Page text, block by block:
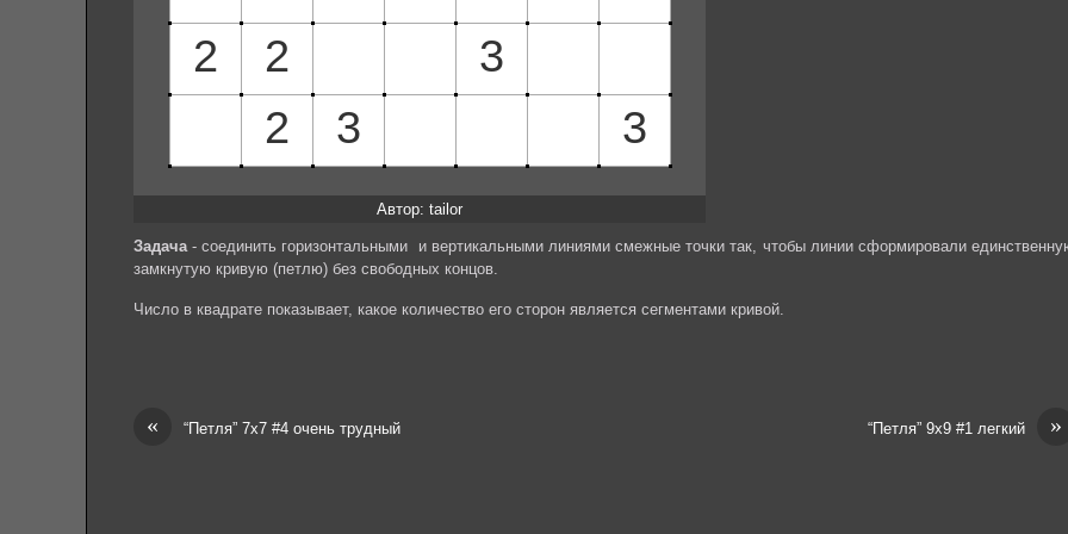
Автор: tailor
Задача - соединить горизонтальными и вертикальными линиями смежные точки так, чтобы линии сформировали
замкнутую кривую (петлю) без свободных концов.
Число в квадрате показывает, какое количество его сторон является сегментами кривой.
« “Петля” 7х7 #4 очень трудный »
“Петля” 9х9 #1 легкий